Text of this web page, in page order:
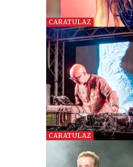
CARATULAZ
CARATULAZ